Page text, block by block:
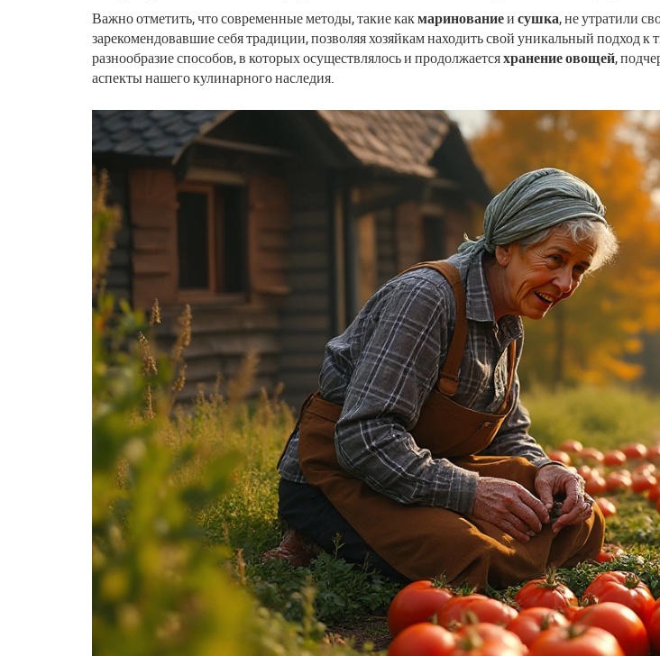
Важно отметить, что современные методы, такие какмаринованиеисушка, не утратили
зарекомендовавшие себя традиции, позволяя хозяйкам находить свой уникальный подход
разнообразие способов, в которых осуществлялось и продолжаетсяхранение овощей,
аспекты нашего кулинарного наследия.